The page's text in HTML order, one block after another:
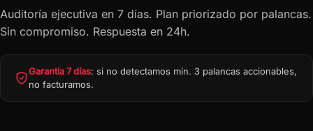
Auditoría ejecutiva en 7 días. Plan priorizado por palancas.
Sin compromiso. Respuesta en 24h.
Garantía 7 días: si no detectamos mín. 3 palancas accionables,
no facturamos.